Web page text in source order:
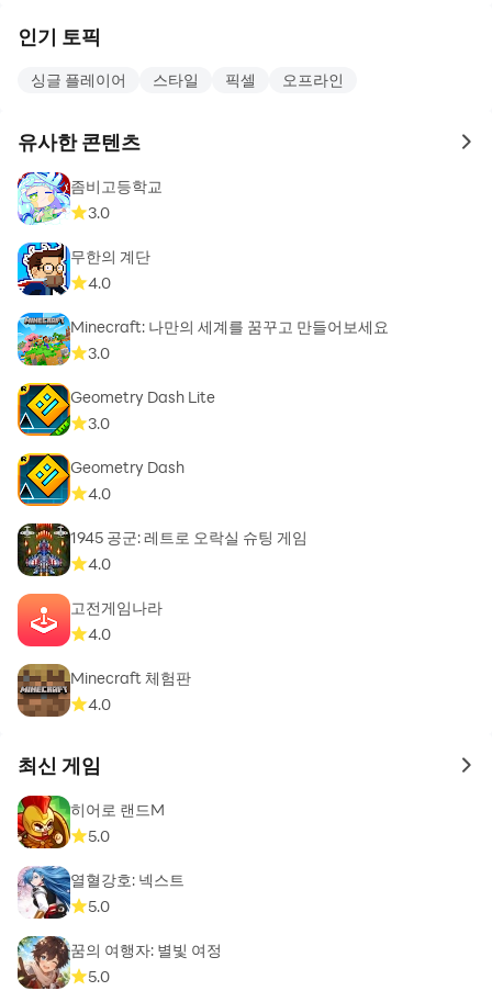
인기 토픽
싱글 플레이어 스타일 픽셀 오프라인
유사한 콘텐츠 to
좀비고등학교
3.0
무한의 계단
4.0
Minecraft: 나만의 세계를 꿈꾸고 만들어보세요
3.0
Geometry Dash Lite
3.0
Geometry Dash
4.0
1945 공군: 레트로 오락실 슈팅 게임
4.0
고전게임나라
4.0
Minecraft 체험판
4.0
최신 게임 to
히어로 랜드M
5.0
열혈강호: 넥스트
5.0
꿈의 여행자: 별빛 여정
5.0